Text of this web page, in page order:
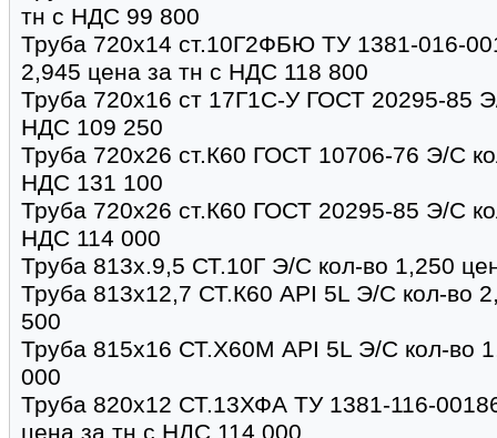
тн с НДС 99 800
Труба 720х14 ст.10Г2ФБЮ ТУ 1381-016-
2,945 цена за тн с НДС 118 800
Труба 720х16 ст 17Г1С-У ГОСТ 20295-85
НДС 109 250
Труба 720х26 ст.К60 ГОСТ 10706-76 Э/С
НДС 131 100
Труба 720х26 ст.К60 ГОСТ 20295-85 Э/С
НДС 114 000
Труба 813х.9,5 СТ.10Г Э/С кол-во 1,250
Труба 813х12,7 СТ.К60 API 5L Э/С кол-во
500
Труба 815х16 СТ.Х60М API 5L Э/С кол-во
000
Труба 820х12 СТ.13ХФА ТУ 1381-116-